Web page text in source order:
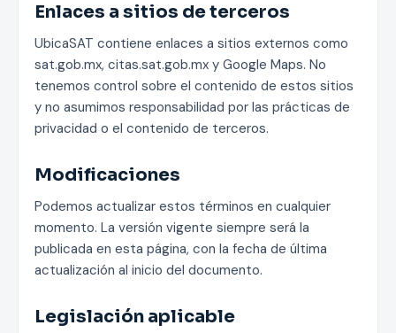
Enlaces a sitios de terceros
UbicaSAT contiene enlaces a sitios externos como
sat.gob.mx, citas.sat.gob.mx y Google Maps. No
tenemos control sobre el contenido de estos sitios
y no asumimos responsabilidad por las prácticas de
privacidad o el contenido de terceros.
Modificaciones
Podemos actualizar estos términos en cualquier
momento. La versión vigente siempre será la
publicada en esta página, con la fecha de última
actualización al inicio del documento.
Legislación aplicable